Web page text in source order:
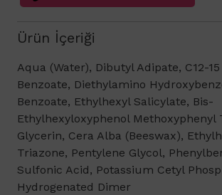
Ürün İçeriği
Aqua (Water), Dibutyl Adipate, C12-
Benzoate, Diethylamino
Benzoate, Ethylhexyl Salicylate, Bis-
Ethylhexyloxyphenol Methoxyphenyl
Glycerin, Cera Alba (Beeswax),
Triazone, Pentylene Glycol,
Sulfonic Acid, Potassium Cetyl
Hydrogenated Dimer